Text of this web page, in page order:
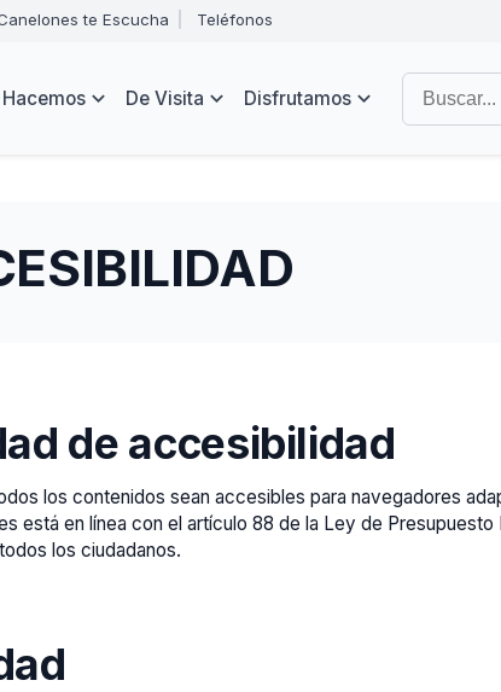
de
Abrir
menú
navegación
te Escucha Teléfonos
Hacemos De Visita Disfrutamos
Buscar
en
el
de accesibilidad
los contenidos sean accesibles para navegadores
está en línea con el artículo 88 de la Ley de
los ciudadanos.